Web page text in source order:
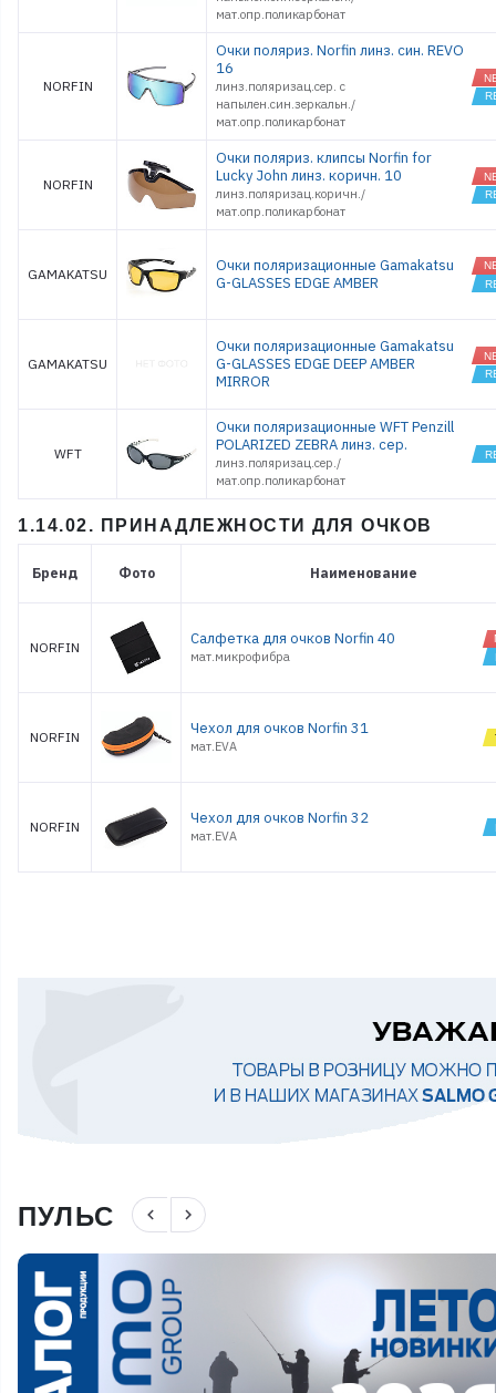
мат.опр.поликарбонат
NORFIN
Очки поляриз. Norfin линз. син. REVO
16
линз.поляризац.сер. с
напылен.син.зеркальн./
мат.опр.поликарбонат
NORFIN
Очки поляриз. клипсы Norfin for
Lucky John линз. коричн. 10
линз.поляризац.коричн./
мат.опр.поликарбонат
GAMAKATSU
Очки поляризационные Gamakatsu
G-GLASSES EDGE AMBER
GAMAKATSU
Очки поляризационные Gamakatsu
G-GLASSES EDGE DEEP AMBER
MIRROR
WFT
Очки поляризационные WFT Penzill
POLARIZED ZEBRA линз. сер.
линз.поляризац.сер./
мат.опр.поликарбонат
1.14.02. ПРИНАДЛЕЖНОСТИ ДЛЯ ОЧКОВ
Бренд Фото Наименование
NORFIN Салфетка для очков Norfin 40
мат.микрофибра
NORFIN Чехол для очков Norfin 31
мат.EVA
NORFIN Чехол для очков Norfin 32
мат.EVA
ПУЛЬС navigate_before navigate_next